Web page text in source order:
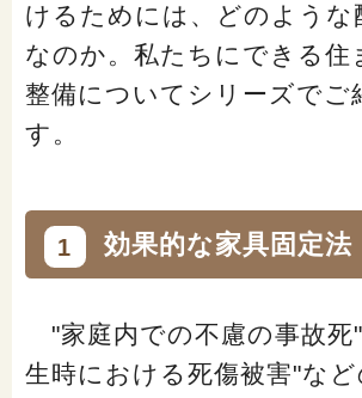
「年金」に関する記事
「健康」に関する記事
「終活」に関する記事
「暮らし」に関する記事
けるためには、どのような
なのか。私たちにできる住
整備についてシリーズでご
す。
1 効果的な家具固定法
"家庭内での不慮の事故死
生時における死傷被害"な